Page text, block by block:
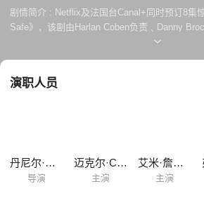
剧情简介 : Netflix及法国台Canal+同时预订8集
Safe》，该剧由Harlan Coben负责﹑Danny
国时间5月10日上线。《双面法医 Dexter》主演
案，而且Jenny还失踪了，这将大大的改变了主
演职人员
丹尼尔·奈西姆
导演
迈克尔·C·豪尔
主演
艾米·詹姆斯-凯利
主演